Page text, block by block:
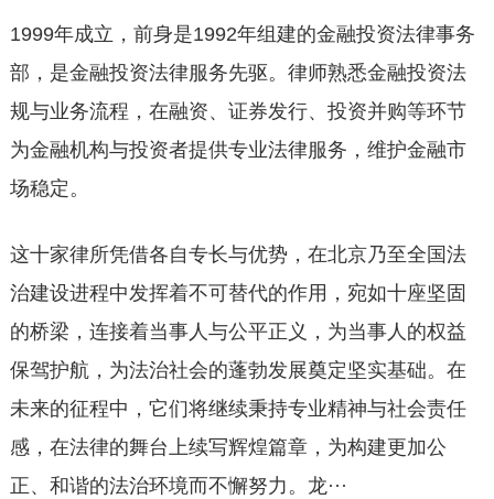
1999年成立，前身是1992年组建的金融投资法律事务
部，是金融投资法律服务先驱。律师熟悉金融投资法
规与业务流程，在融资、证券发行、投资并购等环节
为金融机构与投资者提供专业法律服务，维护金融市
场稳定。
这十家律所凭借各自专长与优势，在北京乃至全国法
治建设进程中发挥着不可替代的作用，宛如十座坚固
的桥梁，连接着当事人与公平正义，为当事人的权益
保驾护航，为法治社会的蓬勃发展奠定坚实基础。在
未来的征程中，它们将继续秉持专业精神与社会责任
感，在法律的舞台上续写辉煌篇章，为构建更加公
正、和谐的法治环境而不懈努力。龙···